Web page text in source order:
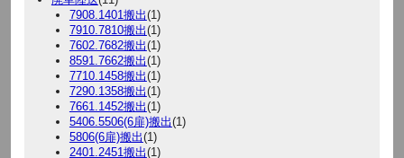
7908.1401搬出(1)
7910.7810搬出(1)
7602.7682搬出(1)
8591.7662搬出(1)
7710.1458搬出(1)
7290.1358搬出(1)
7661.1452搬出(1)
5406.5506(6扉)搬出(1)
5806(6扉)搬出(1)
2401.2451搬出(1)